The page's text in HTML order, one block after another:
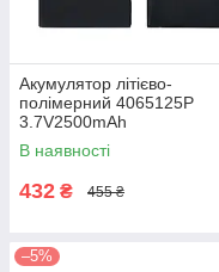
Акумулятор літієво-
полімерний 4065125P
3.7V2500mAh
В наявності
432 ₴ 455 ₴
–5%